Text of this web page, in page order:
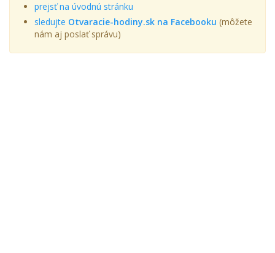
prejsť na úvodnú stránku
sledujte Otvaracie-hodiny.sk na Facebooku (môžete
nám aj poslať správu)